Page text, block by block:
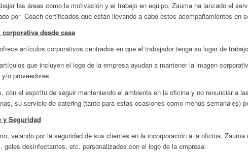
las áreas como la motivación y el trabajo en equipo, Zauma ha lanzado el
por Coach certificados que están llevando a cabo estos acompañamientos en
corporativa desde casa
artículos corporativos centrados en que el trabajador tenga su lugar de
que incluyen el logo de la empresa ayudan a mantener la imagen
o proveedores.
con el espíritu de seguir manteniendo el ambiente en la oficina y no renunciar a
su servicio de catering (tanto para estas ocasiones como menús semanales)
y Seguridad
velando por la seguridad de sus clientes en la incorporación a la oficina,
geles desinfectantes, etc. personalizados con el logo de la empresa.